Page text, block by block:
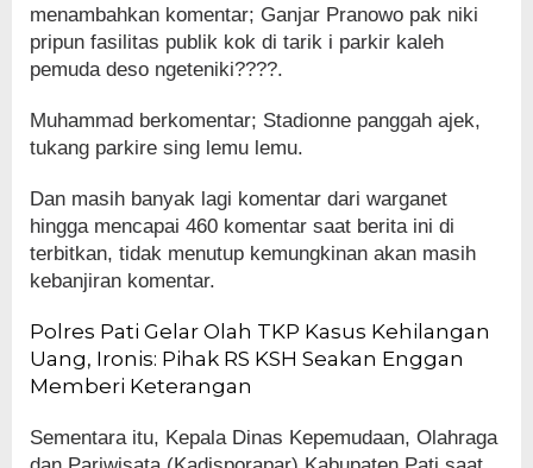
menambahkan komentar; Ganjar Pranowo pak niki
pripun fasilitas publik kok di tarik i parkir kaleh
pemuda deso ngeteniki????.
Muhammad berkomentar; Stadionne panggah ajek,
tukang parkire sing lemu lemu.
Dan masih banyak lagi komentar dari warganet
hingga mencapai 460 komentar saat berita ini di
terbitkan, tidak menutup kemungkinan akan masih
kebanjiran komentar.
Polres Pati Gelar Olah TKP Kasus Kehilangan
Uang, Ironis: Pihak RS KSH Seakan Enggan
Memberi Keterangan
Sementara itu, Kepala Dinas Kepemudaan, Olahraga